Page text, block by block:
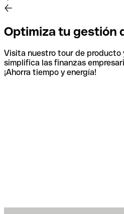
Optimiza tu gestión
Visita nuestro tour de producto
simplifica las finanzas
¡Ahorra tiempo y energía!